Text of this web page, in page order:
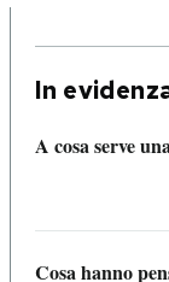
In
A cosa serve
Cosa hanno